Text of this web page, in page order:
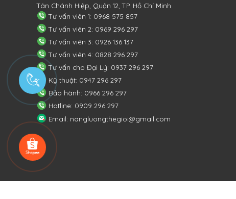
Tân Chánh Hiệp, Quận 12, TP. Hồ Chí Minh
Tư vấn viên 1: 0968 575 857
Tư vấn viên 2: 0969 296 297
Tư vấn viên 3: 0926 136 137
Tư vấn viên 4: 0828 296 297
Tư vấn cho Đại Lý: 0937 296 297
Kỹ thuật: 0947 296 297
Bảo hành: 0966 296 297
Hotline: 0909 296 297
Email: nangluongthegioi@gmail.com